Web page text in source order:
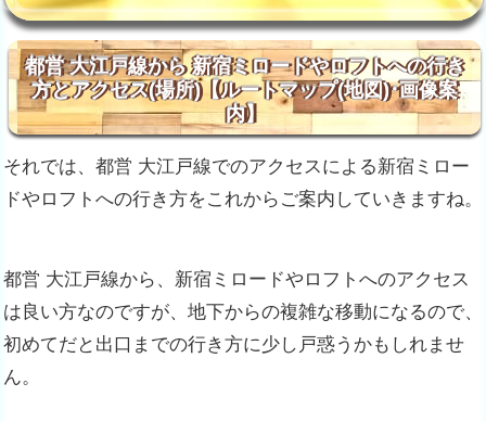
都営 大江戸線から 新宿ミロードやロフトへの行き
方とアクセス(場所)【ルートマップ(地図)･画像案
内】
それでは、都営 大江戸線でのアクセスによる新宿ミロー
ドやロフトへの行き方をこれからご案内していきますね。
都営 大江戸線から、新宿ミロードやロフトへのアクセス
は良い方なのですが、地下からの複雑な移動になるので、
初めてだと出口までの行き方に少し戸惑うかもしれませ
ん。